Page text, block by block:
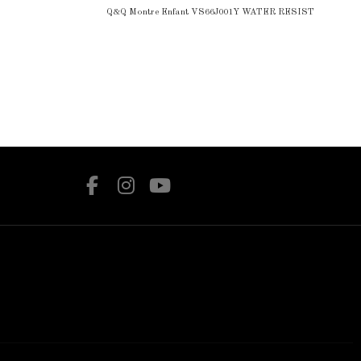
Q&Q Montre Enfant VS66J001Y WATER RESIST